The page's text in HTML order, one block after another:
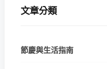
文章分類
節慶與生活指南